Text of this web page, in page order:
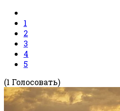
1
2
3
4
5
(1 Голосовать)